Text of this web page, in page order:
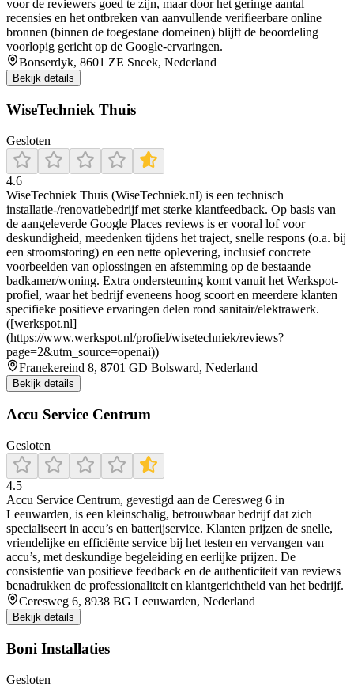
voor de reviewers goed te zijn, maar door het geringe aantal
recensies en het ontbreken van aanvullende verifieerbare online
bronnen (binnen de toegestane domeinen) blijft de beoordeling
voorlopig gericht op de Google-ervaringen.
Bonserdyk, 8601 ZE Sneek, Nederland
Bekijk details
WiseTechniek Thuis
Gesloten
4.6
WiseTechniek Thuis (WiseTechniek.nl) is een technisch
installatie-/renovatiebedrijf met sterke klantfeedback. Op basis van
de aangeleverde Google Places reviews is er vooral lof voor
deskundigheid, meedenken tijdens het traject, snelle respons (o.a. bij
een stroomstoring) en een nette oplevering, inclusief concrete
voorbeelden van oplossingen en afstemming op de bestaande
badkamer/woning. Extra ondersteuning komt vanuit het Werkspot-
profiel, waar het bedrijf eveneens hoog scoort en meerdere klanten
specifieke positieve ervaringen delen rond sanitair/elektrawerk.
([werkspot.nl]
(https://www.werkspot.nl/profiel/wisetechniek/reviews?
page=2&utm_source=openai))
Franekereind 8, 8701 GD Bolsward, Nederland
Bekijk details
Accu Service Centrum
Gesloten
4.5
Accu Service Centrum, gevestigd aan de Ceresweg 6 in
Leeuwarden, is een kleinschalig, betrouwbaar bedrijf dat zich
specialiseert in accu’s en batterijservice. Klanten prijzen de snelle,
vriendelijke en efficiënte service bij het testen en vervangen van
accu’s, met deskundige begeleiding en eerlijke prijzen. De
consistentie van positieve feedback en de authenticiteit van reviews
benadrukken de professionaliteit en klantgerichtheid van het bedrijf.
Ceresweg 6, 8938 BG Leeuwarden, Nederland
Bekijk details
Boni Installaties
Gesloten